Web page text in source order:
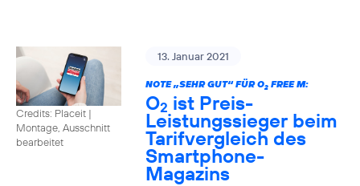
Credits: Placeit |
Montage, Ausschnitt
bearbeitet
13. Januar 2021
NOTE „SEHR GUT“ FÜR O2FREE M:
O2 ist Preis-
Leistungssieger beim
Tarifvergleich des
Smartphone-
Magazins